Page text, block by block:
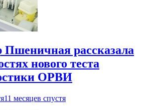
Пшеничная рассказала
нового теста
ОРВИ
11 месяцев спустя